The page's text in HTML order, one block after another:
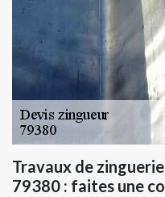
Travaux de
79380 : faites une